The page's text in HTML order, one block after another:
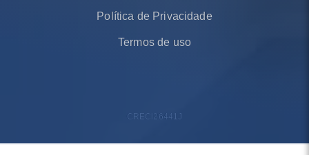
Política de Privacidade
Termos de uso
CRECI 26441J